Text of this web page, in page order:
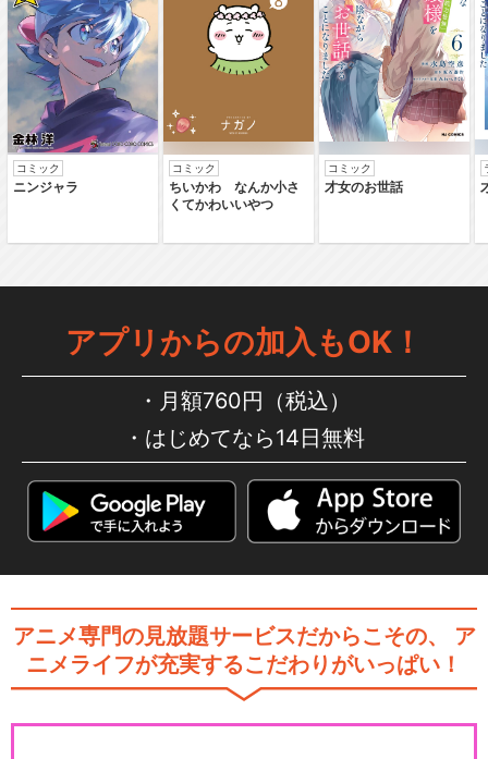
舞台「KING OF PRISM -Shin
y…
プリパラ 2nd season
アイドルタイムプリパラ
コミック
ニンジャラ
コミック
ちいかわ なんか小さ
くてかわいいやつ
コミック
才女のお世話
アプリからの加入もOK！
月額760円（税込）
はじめてなら14日無料
アニメ専門の見放題サービスだからこその、
ア
ニメライフが充実するこだわりがいっぱい！